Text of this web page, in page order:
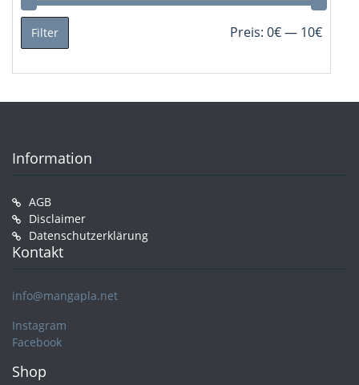
Min.
Max.
Filter Preis: 0€— 10€
Information
AGB
Disclaimer
Datenschutzerklärung
Kontakt
info@mangapla.net
Instagram
Facebook
Shop